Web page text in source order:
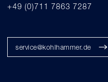
+49 (0)711 7863 7287
service@kohlhammer.de